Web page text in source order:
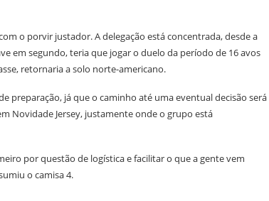
o porvir justador. A delegação está concentrada, desde a
em segundo, teria que jogar o duelo da período de 16 avos
retornaria a solo norte-americano.
preparação, já que o caminho até uma eventual decisão será
Novidade Jersey, justamente onde o grupo está
por questão de logística e facilitar o que a gente vem
o camisa 4.